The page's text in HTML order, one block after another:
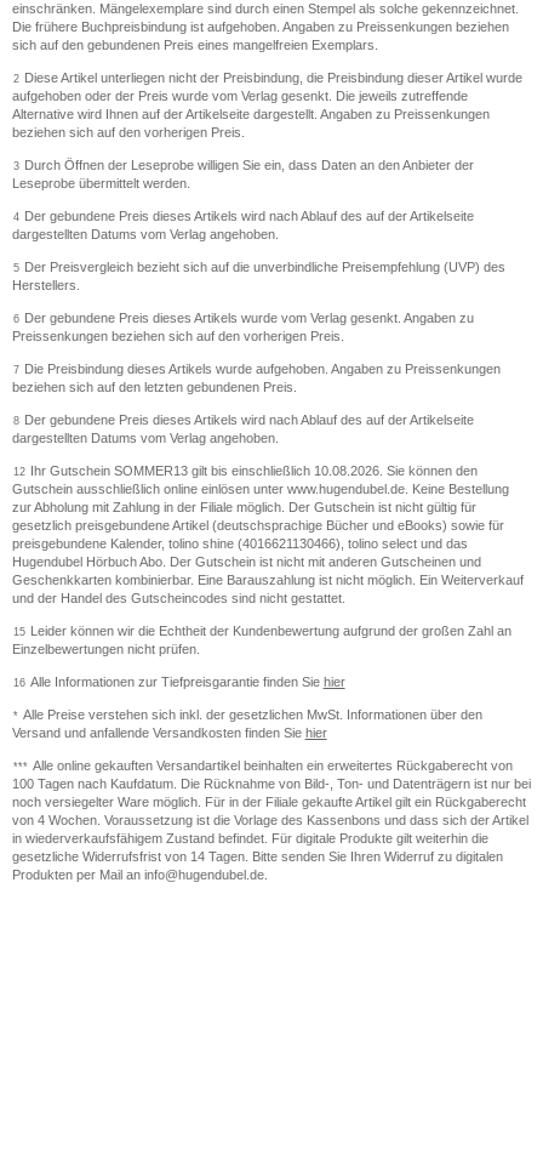
einschränken. Mängelexemplare sind durch einen Stempel als solche gekennzeichnet.
Die frühere Buchpreisbindung ist aufgehoben. Angaben zu Preissenkungen beziehen
sich auf den gebundenen Preis eines mangelfreien Exemplars.
2 Diese Artikel unterliegen nicht der Preisbindung, die Preisbindung dieser Artikel wurde
aufgehoben oder der Preis wurde vom Verlag gesenkt. Die jeweils zutreffende
Alternative wird Ihnen auf der Artikelseite dargestellt. Angaben zu Preissenkungen
beziehen sich auf den vorherigen Preis.
3 Durch Öffnen der Leseprobe willigen Sie ein, dass Daten an den Anbieter der
Leseprobe übermittelt werden.
4 Der gebundene Preis dieses Artikels wird nach Ablauf des auf der Artikelseite
dargestellten Datums vom Verlag angehoben.
5 Der Preisvergleich bezieht sich auf die unverbindliche Preisempfehlung (UVP) des
Herstellers.
6 Der gebundene Preis dieses Artikels wurde vom Verlag gesenkt. Angaben zu
Preissenkungen beziehen sich auf den vorherigen Preis.
7 Die Preisbindung dieses Artikels wurde aufgehoben. Angaben zu Preissenkungen
beziehen sich auf den letzten gebundenen Preis.
8 Der gebundene Preis dieses Artikels wird nach Ablauf des auf der Artikelseite
dargestellten Datums vom Verlag angehoben.
12 Ihr Gutschein SOMMER13 gilt bis einschließlich 10.08.2026. Sie können den
Gutschein ausschließlich online einlösen unter www.hugendubel.de. Keine Bestellung
zur Abholung mit Zahlung in der Filiale möglich. Der Gutschein ist nicht gültig für
gesetzlich preisgebundene Artikel (deutschsprachige Bücher und eBooks) sowie für
preisgebundene Kalender, tolino shine (4016621130466), tolino select und das
Hugendubel Hörbuch Abo. Der Gutschein ist nicht mit anderen Gutscheinen und
Geschenkkarten kombinierbar. Eine Barauszahlung ist nicht möglich. Ein Weiterverkauf
und der Handel des Gutscheincodes sind nicht gestattet.
15 Leider können wir die Echtheit der Kundenbewertung aufgrund der großen Zahl an
Einzelbewertungen nicht prüfen.
16 Alle Informationen zur Tiefpreisgarantie finden Sie hier
* Alle Preise verstehen sich inkl. der gesetzlichen MwSt. Informationen über den
Versand und anfallende Versandkosten finden Sie hier
*** Alle online gekauften Versandartikel beinhalten ein erweitertes Rückgaberecht von
100 Tagen nach Kaufdatum. Die Rücknahme von Bild-, Ton- und Datenträgern ist nur bei
noch versiegelter Ware möglich. Für in der Filiale gekaufte Artikel gilt ein Rückgaberecht
von 4 Wochen. Voraussetzung ist die Vorlage des Kassenbons und dass sich der Artikel
in wiederverkaufsfähigem Zustand befindet. Für digitale Produkte gilt weiterhin die
gesetzliche Widerrufsfrist von 14 Tagen. Bitte senden Sie Ihren Widerruf zu digitalen
Produkten per Mail an info@hugendubel.de.